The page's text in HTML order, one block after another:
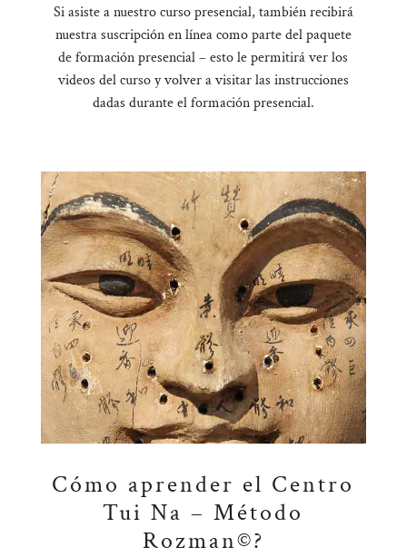
Si asiste a nuestro curso presencial, también recibirá
nuestra suscripción en línea como parte del paquete
de formación presencial – esto le permitirá ver los
videos del curso y volver a visitar las instrucciones
dadas durante el formación presencial.
Cómo aprender el Centro
Tui Na – Método
Rozman©?